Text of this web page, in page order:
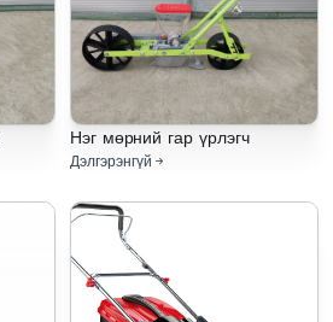
Нэг мөрний гар үрлэгч
Дэлгэрэнгүй